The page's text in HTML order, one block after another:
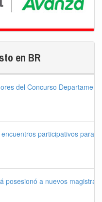
en BR
del Concurso
participativos para
posesionó a nuevos